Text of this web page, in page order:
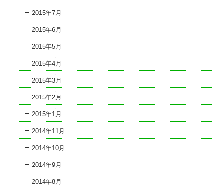
2015年7月
2015年6月
2015年5月
2015年4月
2015年3月
2015年2月
2015年1月
2014年11月
2014年10月
2014年9月
2014年8月